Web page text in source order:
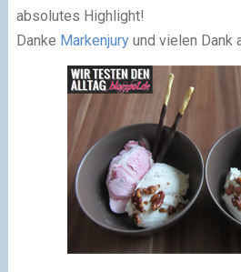
absolutes Highlight!
Danke Markenjuryund vielen Dank